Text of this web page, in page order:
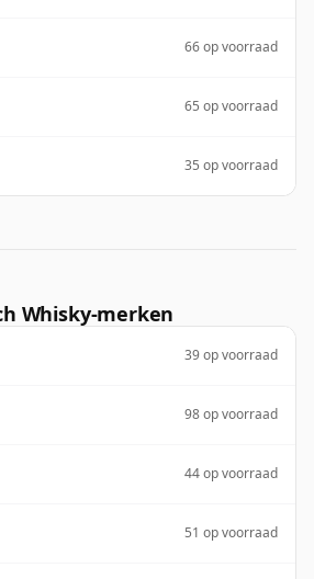
66 op voorraad
65 op voorraad
35 op voorraad
Whisky-merken
39 op voorraad
98 op voorraad
44 op voorraad
51 op voorraad